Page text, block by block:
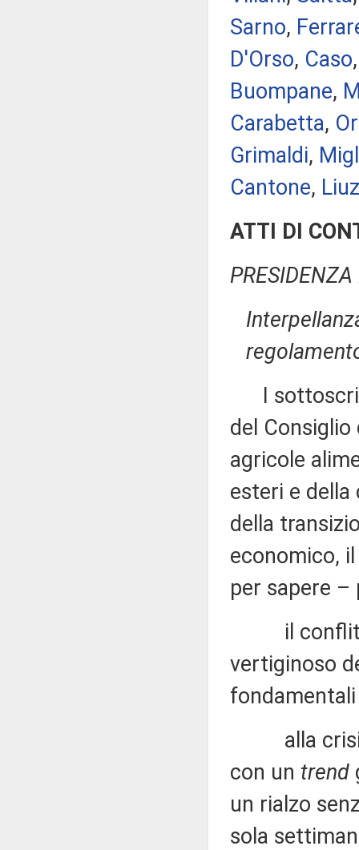
Sarno,
D'Orso, Caso
Buompane,
Carabetta,
Grimaldi,
Cantone,
ATTI DI
I
del
agricole
esteri e
della
economico,
per sapere –
il conflitto
vertiginoso
alla crisi
con un trend
un rialzo
sola